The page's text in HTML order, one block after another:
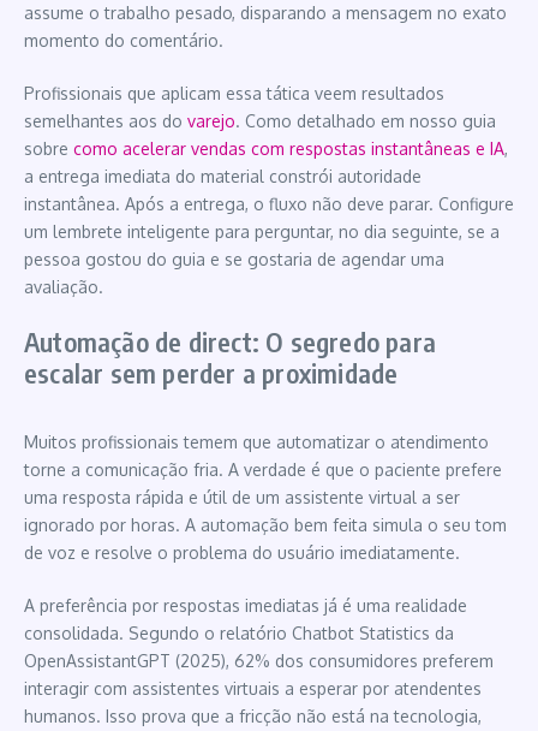
assume o trabalho pesado, disparando a mensagem no exato
momento do comentário.
Profissionais que aplicam essa tática veem resultados
semelhantes aos do varejo. Como detalhado em nosso guia
sobre como acelerar vendas com respostas instantâneas e IA,
a entrega imediata do material constrói autoridade
instantânea. Após a entrega, o fluxo não deve parar. Configure
um lembrete inteligente para perguntar, no dia seguinte, se a
pessoa gostou do guia e se gostaria de agendar uma
avaliação.
Automação de direct: O segredo para
escalar sem perder a proximidade
Muitos profissionais temem que automatizar o atendimento
torne a comunicação fria. A verdade é que o paciente prefere
uma resposta rápida e útil de um assistente virtual a ser
ignorado por horas. A automação bem feita simula o seu tom
de voz e resolve o problema do usuário imediatamente.
A preferência por respostas imediatas já é uma realidade
consolidada. Segundo o relatório Chatbot Statistics da
OpenAssistantGPT (2025), 62% dos consumidores preferem
interagir com assistentes virtuais a esperar por atendentes
humanos. Isso prova que a fricção não está na tecnologia,